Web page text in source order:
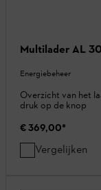
Multilader AL
Energiebeheer
Overzicht van het
druk op de knop
€ 369,00*
Vergelijken